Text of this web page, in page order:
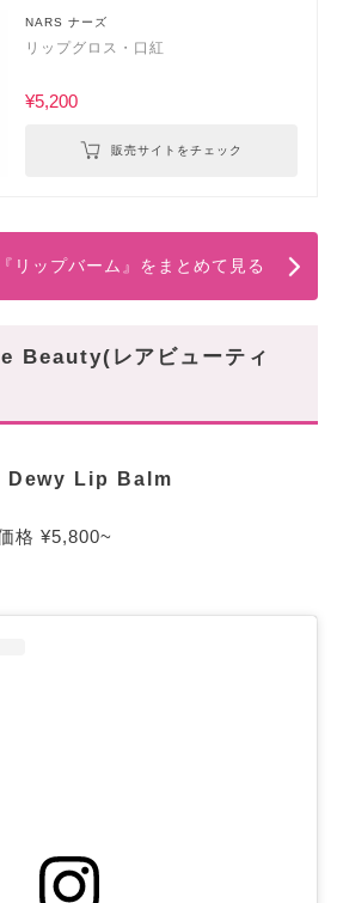
NARS ナーズ
リップグロス・口紅
¥5,200
販売サイトをチェック
リップバーム』をまとめて見る
Beauty(レアビューティ
Lip Balm
格 ¥5,800~